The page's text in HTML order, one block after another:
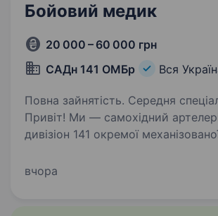
Бойовий медик
20 000 – 60 000 грн
САДн 141 ОМБр
Вся
Повна зайнятість. Середня
Привіт! Ми — самохідний
дивізіон 141 окремої
бореться за мир і безпеку
вчора